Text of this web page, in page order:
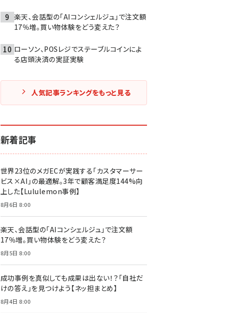
楽天、会話型の「AIコンシェルジュ」で注文額
17％増。買い物体験をどう変えた？
ローソン、POSレジでステーブルコインによ
る店頭決済の実証実験
人気記事ランキングをもっと見る
新着記事
世界23位のメガECが実践する「カスタマーサー
ビス×AI」の最適解。3年で顧客満足度144%向
上した【Lululemon事例】
8月6日 8:00
楽天、会話型の「AIコンシェルジュ」で注文額
17％増。買い物体験をどう変えた？
8月5日 8:00
成功事例を真似しても成果は出ない！？「自社だ
けの答え」を見つけよう【ネッ担まとめ】
8月4日 8:00